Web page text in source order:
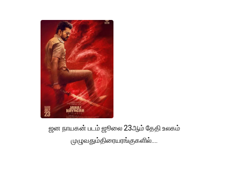
ஜன நாயகன் படம் ஜூலை 23ஆம் தேதி உலகம்
முழுவதும்திரையரங்குகளில்....